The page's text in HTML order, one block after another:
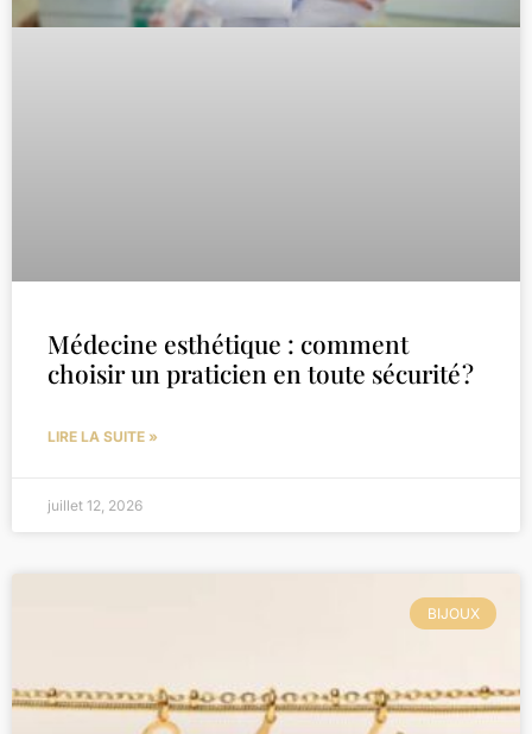
Médecine esthétique : comment
choisir un praticien en toute sécurité ?
LIRE LA SUITE »
juillet 12, 2026
BIJOUX